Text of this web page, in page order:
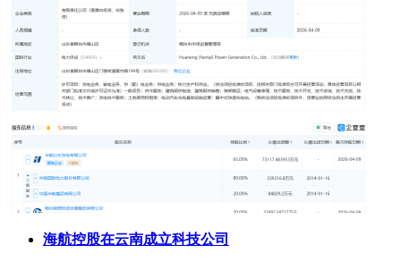
海航控股在云南成立科技公司